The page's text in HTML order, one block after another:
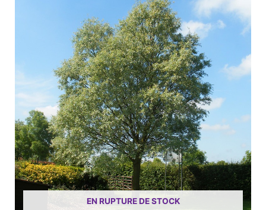
EN RUPTURE DE STOCK